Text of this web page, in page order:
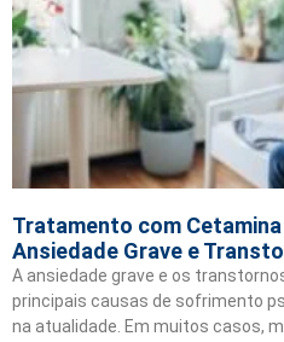
Tratamento com
Ansiedade Grave e
A ansiedade grave e os
principais causas de sofrimento
na atualidade. Em muitos casos,